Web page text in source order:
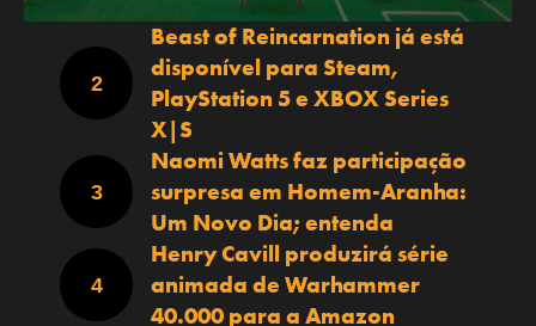
Beast of Reincarnation já está
disponível para Steam,
PlayStation 5 e XBOX Series
X|S
Naomi Watts faz participação
surpresa em Homem-Aranha:
Um Novo Dia; entenda
Henry Cavill produzirá série
animada de Warhammer
40.000 para a Amazon